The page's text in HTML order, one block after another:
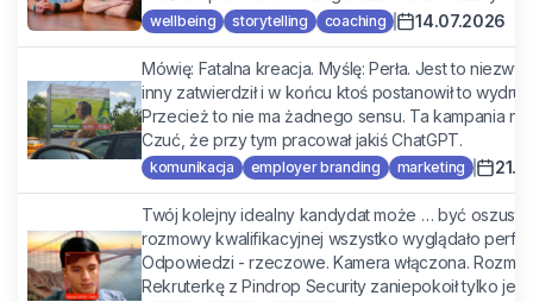
wellbeing storytelling coaching 14.07.2026
Mówię: Fatalna kreacja. Myślę: Perła. Jest to
inny zatwierdził i w końcu ktoś postanowił to
Przecież to nie ma żadnego sensu. Ta kampania
Czuć, że przy tym pracował jakiś ChatGPT.
komunikacja employer branding marketing
Twój kolejny idealny kandydat może … być
rozmowy kwalifikacyjnej wszystko wyglądało
Odpowiedzi - rzeczowe. Kamera włączona.
Rekruterkę z Pindrop Security zaniepokoił tylko